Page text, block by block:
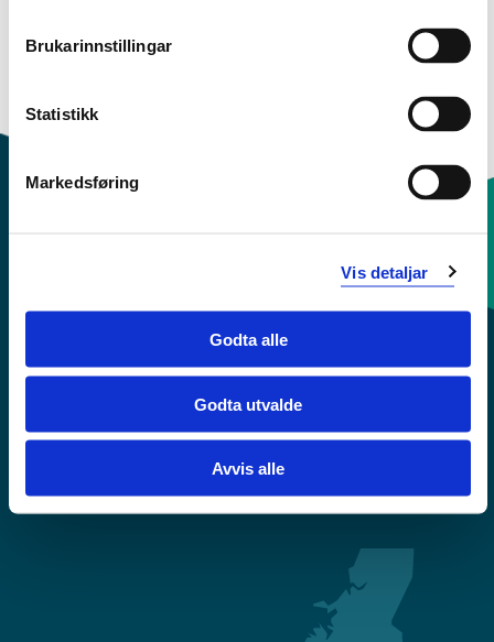
Brukarinnstillingar
Statistikk
Markedsføring
Vis detaljar
Godta alle
Godta utvalde
Avvis alle
Underviser i
Krise- og beredskapsnummer
Personvern